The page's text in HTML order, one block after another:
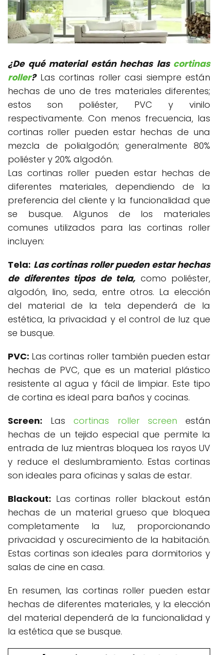
¿De qué material están hechas las cortinas
roller?Las cortinas roller casi siempre están
hechas de uno de tres materiales diferentes;
estos son poliéster, PVC y vinilo
respectivamente. Con menos frecuencia, las
cortinas roller pueden estar hechas de una
mezcla de polialgodón; generalmente 80%
poliéster y 20% algodón.
Las cortinas roller pueden estar hechas de
diferentes materiales, dependiendo de la
preferencia del cliente y la funcionalidad que
se busque. Algunos de los materiales
comunes utilizados para las cortinas roller
incluyen:
Tela: Las cortinas roller pueden estar hechas
de diferentes tipos de tela, como poliéster,
algodón, lino, seda, entre otros. La elección
del material de la tela dependerá de la
estética, la privacidad y el control de luz que
se busque.
PVC: Las cortinas roller también pueden estar
hechas de PVC, que es un material plástico
resistente al agua y fácil de limpiar. Este tipo
de cortina es ideal para baños y cocinas.
Screen: Lascortinas roller screen están
hechas de un tejido especial que permite la
entrada de luz mientras bloquea los rayos UV
y reduce el deslumbramiento. Estas cortinas
son ideales para oficinas y salas de estar.
Blackout: Las cortinas roller blackout están
hechas de un material grueso que bloquea
completamente la luz, proporcionando
privacidad y oscurecimiento de la habitación.
Estas cortinas son ideales para dormitorios y
salas de cine en casa.
En resumen, las cortinas roller pueden estar
hechas de diferentes materiales, y la elección
del material dependerá de la funcionalidad y
la estética que se busque.